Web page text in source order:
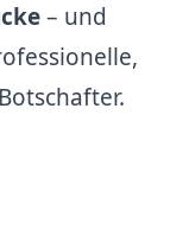
– und